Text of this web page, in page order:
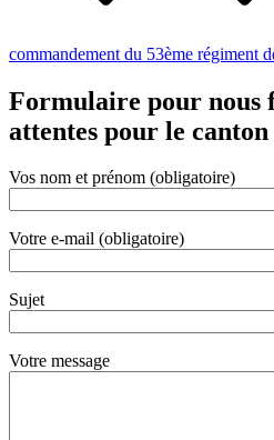
commandement du 53ème régiment
Formulaire pour nous
attentes pour le canton
Vos nom et prénom (obligatoire)
Votre e-mail (obligatoire)
Sujet
Votre message